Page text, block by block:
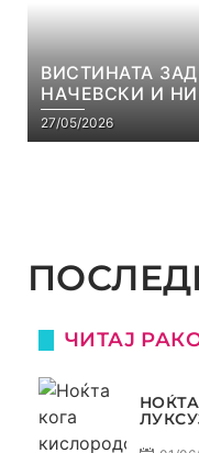
ВИСТИНАТА
НАЧЕВСКИ И
С5Е8
27/05/2026
ЧИТАЈ